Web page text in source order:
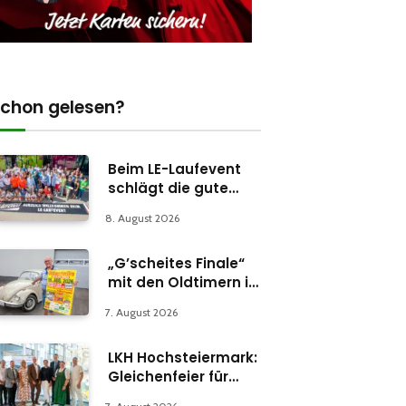
gelesen?
Beim LE-Laufevent
schlägt die gute
8. August 2026
„G’scheites Finale“
mit den Oldtimern in
7. August 2026
LKH Hochsteiermark:
Gleichenfeier für